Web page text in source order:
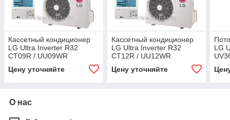
Кассетный кондиционер
LG Ultra Inverter R32
CT09R / UU09WR
Цену уточняйте
Кассетный кондиционер
LG Ultra Inverter R32
CT12R / UU12WR
Цену уточняйте
LG
О нас